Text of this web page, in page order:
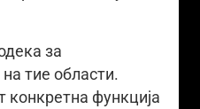
за
тие области.
конкретна функција